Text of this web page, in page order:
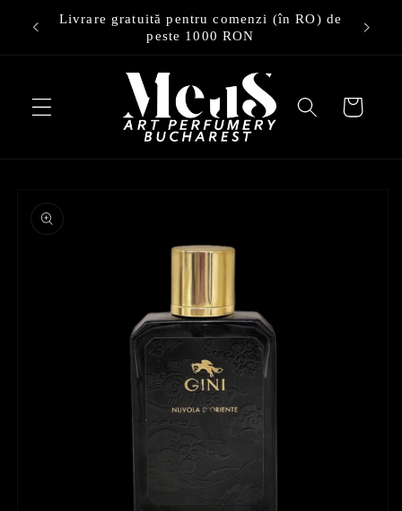
Treci la
conținut
Livrare gratuită pentru comenzi (în RO) de
peste 1000 RON
Cart
informațiile
despre
produs